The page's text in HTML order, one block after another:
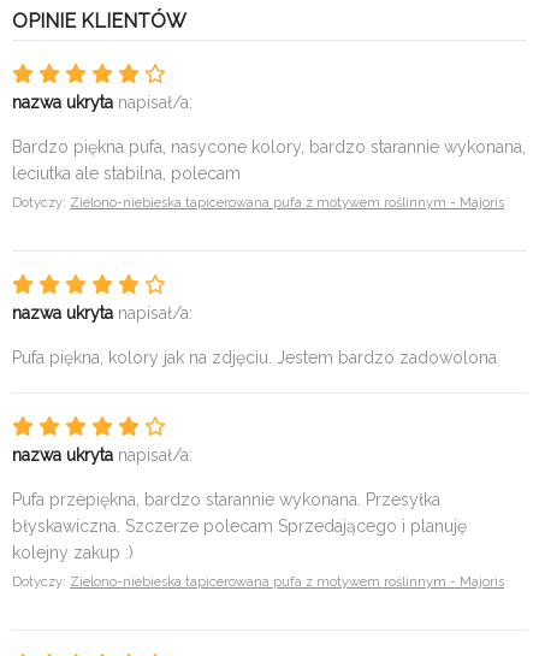
OPINIE KLIENTÓW
nazwa ukryta napisał/a:
Bardzo piękna pufa, nasycone kolory, bardzo starannie wykonana,
leciutka ale stabilna, polecam
Dotyczy: Zielono-niebieska tapicerowana pufa z motywem roślinnym - Majoris
nazwa ukryta napisał/a:
Pufa piękna, kolory jak na zdjęciu. Jestem bardzo zadowolona
nazwa ukryta napisał/a:
Pufa przepiękna, bardzo starannie wykonana. Przesyłka
błyskawiczna. Szczerze polecam Sprzedającego i planuję
kolejny zakup :)
Dotyczy: Zielono-niebieska tapicerowana pufa z motywem roślinnym - Majoris